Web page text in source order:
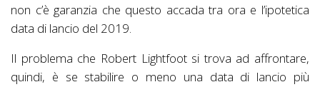
non c’è garanzia che questo accada tra ora e l’ipotetica
data di lancio del 2019.
Il problema che Robert Lightfoot si trova ad affrontare,
quindi, è se stabilire o meno una data di lancio più